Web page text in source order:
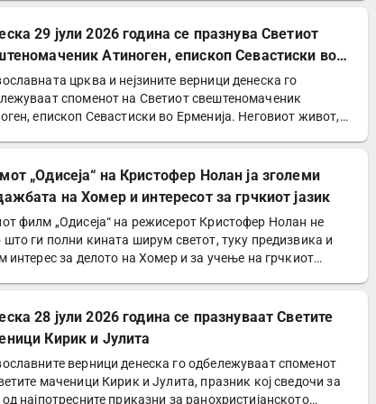
29 јули 2026 година се празнува Светиот
Атиноген, епископ Севастиски во
црква и нејзините верници денеска го
споменот на Светиот свештеномаченик
епископ Севастиски во Ерменија. Неговиот живот,
„Одисеја“ на Кристофер Нолан ја зголеми
на Хомер и интересот за грчкиот јазик
филм „Одисеја“ на режисерот Кристофер Нолан не
што ги полни кината ширум светот, туку предизвика и
интерес за делото на Хомер и за учење на грчкиот…
28 јули 2026 година се празнуваат Светите
Кирик и Јулита
верници денеска го одбележуваат споменот
маченици Кирик и Јулита, празник кој сведочи за
најпотресните приказни за ранохристијанското…